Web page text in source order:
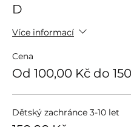
D
Více informací
Cena
Od 100,00 Kč do
Dětský zachránce 3-10 let